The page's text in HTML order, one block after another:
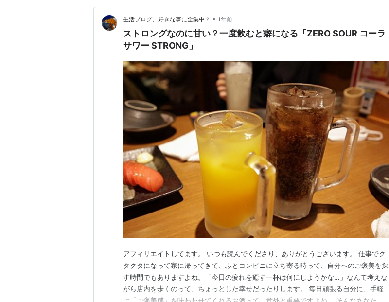
生活ブログ、好きな事に全集中？ • 1年前
ストロングなのに甘い？一度飲むと癖になる「ZERO SOUR コーラ
サワー STRONG」
アフィリエイトしてます。 いつも読んでくださり、ありがとうございます。 仕事でク
タクタになって家に帰ってきて、ふとコンビニに立ち寄る時って、自分へのご褒美を探
す時間でもありますよね。「今日の疲れを癒す一杯は何にしようかな…」なんて考えな
がら店内を歩くのって、ちょっとした幸せだったりします。 毎日頑張る自分に、手軽